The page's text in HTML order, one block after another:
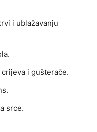
i ublažavanju
i gušterače.
srce.